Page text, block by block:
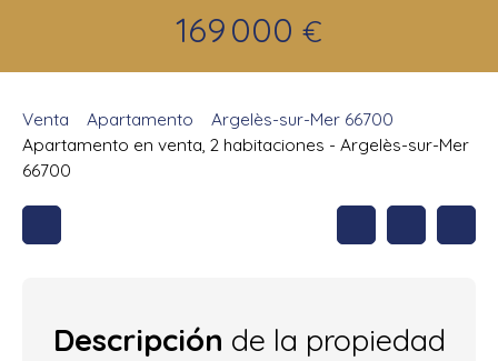
169 000 €
Venta Apartamento
Argelès-sur-Mer 66700
Apartamento en venta, 2 habitaciones - Argelès-sur-Mer
66700
Descripción de la propiedad